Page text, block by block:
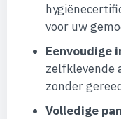
voor uw
Eenvoudige
zelfklevende
zonder
Volledige